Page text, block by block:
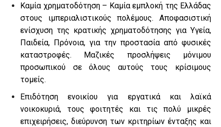
Καμία χρηματοδότηση – Καμία εμπλοκή της Ελλάδας
στους ιμπεριαλιστικούς πολέμους. Αποφασιστική
ενίσχυση της κρατικής χρηματοδότησης για Υγεία,
Παιδεία, Πρόνοια, για την προστασία από φυσικές
καταστροφές. Μαζικές προσλήψεις μόνιμου
προσωπικού σε όλους αυτούς τους κρίσιμους
τομείς.
Επιδότηση ενοικίου για εργατικά και λαϊκά
νοικοκυριά, τους φοιτητές και τις πολύ μικρές
επιχειρήσεις, διεύρυνση των κριτηρίων ένταξης και